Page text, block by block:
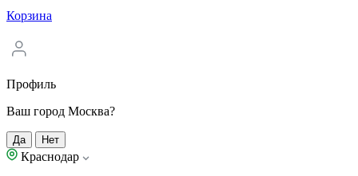
Корзина
Профиль
Ваш город Москва?
Да Нет
Краснодар